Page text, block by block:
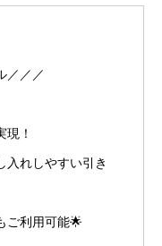
／／／
現！
入れしやすい引き
ご利用可能🌟